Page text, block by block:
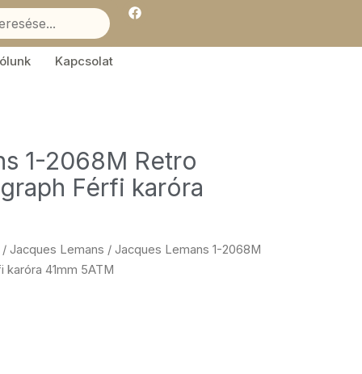
F
a
e
Kapcsolat
1-2068M Retro
Férfi karóra
/ Jacques Lemans / Jacques Lemans 1-2068M
karóra 41mm 5ATM